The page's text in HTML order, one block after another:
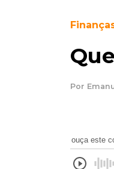
Por
ouça este